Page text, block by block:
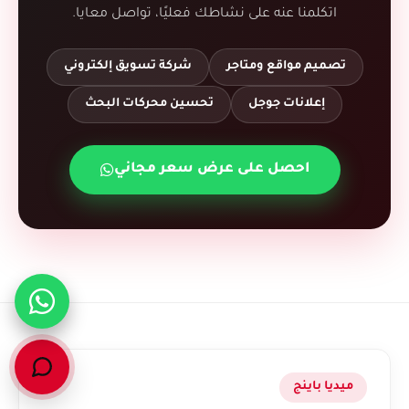
اتكلمنا عنه على نشاطك فعليًا، تواصل معايا.
تصميم مواقع ومتاجر شركة تسويق إلكتروني
إعلانات جوجل تحسين محركات البحث
احصل على عرض سعر مجاني
ميديا باينج